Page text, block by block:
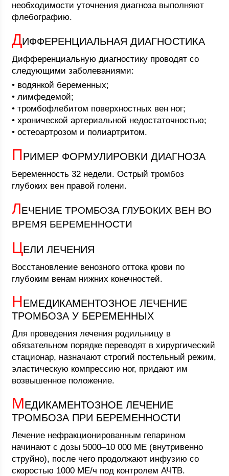
необходимости уточнения диагноза выполняют
флебографию.
ДИФФЕРЕНЦИАЛЬНАЯ ДИАГНОСТИКА
Дифференциальную диагностику проводят со
следующими заболеваниями:
• водянкой беременных;
• лимфедемой;
• тромбофлебитом поверхностных вен ног;
• хронической артериальной недостаточностью;
• остеоартрозом и полиартритом.
ПРИМЕР ФОРМУЛИРОВКИ ДИАГНОЗА
Беременность 32 недели. Острый тромбоз
глубоких вен правой голени.
ЛЕЧЕНИЕ ТРОМБОЗА ГЛУБОКИХ ВЕН ВО
ВРЕМЯ БЕРЕМЕННОСТИ
ЦЕЛИ ЛЕЧЕНИЯ
Восстановление венозного оттока крови по
глубоким венам нижних конечностей.
НЕМЕДИКАМЕНТОЗНОЕ ЛЕЧЕНИЕ
ТРОМБОЗА У БЕРЕМЕННЫХ
Для проведения лечения родильницу в
обязательном порядке переводят в хирургический
стационар, назначают строгий постельный режим,
эластическую компрессию ног, придают им
возвышенное положение.
МЕДИКАМЕНТОЗНОЕ ЛЕЧЕНИЕ
ТРОМБОЗА ПРИ БЕРЕМЕННОСТИ
Лечение нефракционированным гепарином
начинают с дозы 5000–10 000 МЕ (внутривенно
струйно), после чего продолжают инфузию со
скоростью 1000 МЕ/ч под контролем АЧТВ.